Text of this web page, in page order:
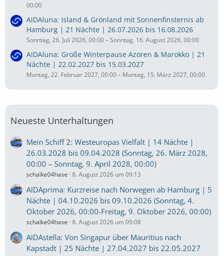
00:00
AIDAluna: Island & Grönland mit Sonnenfinsternis ab
Hamburg | 21 Nächte | 26.07.2026 bis 16.08.2026
Sonntag, 26. Juli 2026, 00:00 – Sonntag, 16. August 2026, 00:00
AIDAluna: Große Winterpause Azoren & Marokko | 21
Nächte | 22.02.2027 bis 15.03.2027
Montag, 22. Februar 2027, 00:00 – Montag, 15. März 2027, 00:00
Neueste Unterhaltungen
Mein Schiff 2: Westeuropas Vielfalt | 14 Nächte |
26.03.2028 bis 09.04.2028 (Sonntag, 26. März 2028,
00:00 – Sonntag, 9. April 2028, 00:00)
schalke04hase 8. August 2026 um 09:13
AIDAprima: Kurzreise nach Norwegen ab Hamburg | 5
Nächte | 04.10.2026 bis 09.10.2026 (Sonntag, 4.
Oktober 2026, 00:00-Freitag, 9. Oktober 2026, 00:00)
schalke04hase 8. August 2026 um 09:08
AIDAstella: Von Singapur über Mauritius nach
Kapstadt | 25 Nächte | 27.04.2027 bis 22.05.2027